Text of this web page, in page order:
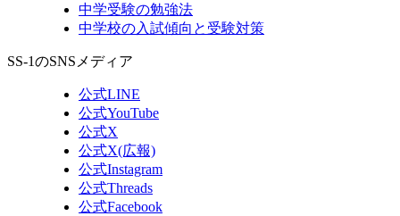
中学受験の勉強法
中学校の入試傾向と受験対策
SS-1のSNSメディア
公式LINE
公式YouTube
公式X
公式X(広報)
公式Instagram
公式Threads
公式Facebook